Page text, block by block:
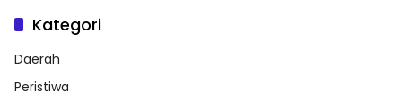
Kategori
Daerah
Peristiwa